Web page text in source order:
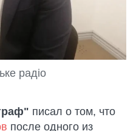
радіо
писал о том, что
после одного из